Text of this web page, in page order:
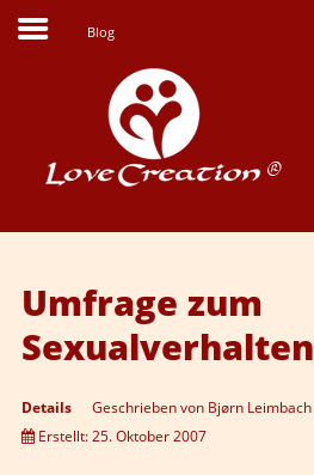
Blog
Suche
Umfrage zum
Sexualverhalten
Details Geschrieben von Bjørn Leimbach
Erstellt: 25. Oktober 2007